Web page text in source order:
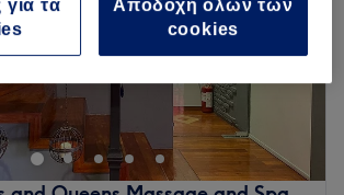
Αποδοχή όλων των
cookies
για τα